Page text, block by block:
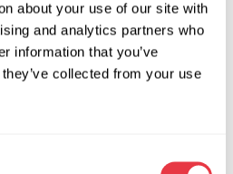
about your use of our site with
and analytics partners who
information that you’ve
collected from your use